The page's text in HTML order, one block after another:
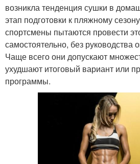
возникла тенденция сушки в
этап подготовки к пляжному
спортсмены пытаются провести
самостоятельно, без руководства
Чаще всего они допускают
ухудшают итоговый вариант или
программы.